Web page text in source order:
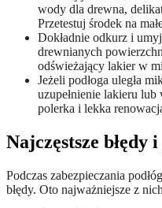
wody dla drewna,
Przetestuj środek na
Dokładnie odkurz i
drewnianych
odświeżający lakier w
Jeżeli podłoga uległa
uzupełnienie lakieru
polerka i lekka
Najczęstsze
Podczas zabezpieczania
błędy. Oto najważniejsze z